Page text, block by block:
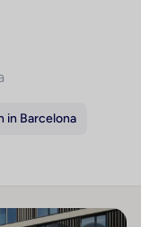
in Barcelona